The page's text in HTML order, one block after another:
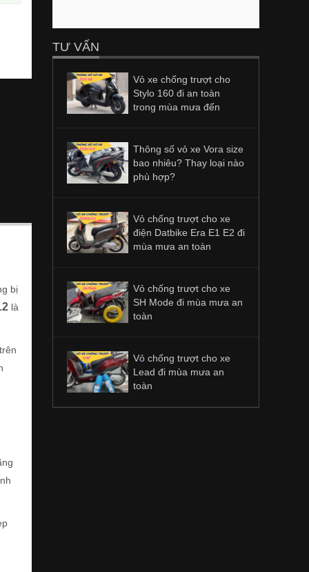
bị
là
TƯ VẤN
Vỏ xe chống trượt cho
Stylo 160 đi an toàn
trong mùa mưa đến
Thông số vỏ xe Vora size
bao nhiêu? Thay loại nào
phù hợp?
Vỏ chống trượt cho xe
điện Datbike Era E1 E2 đi
mùa mưa an toàn
Vỏ chống trượt cho xe
SH Mode đi mùa mưa an
toàn
Vỏ chống trượt cho xe
Lead đi mùa mưa an
toàn